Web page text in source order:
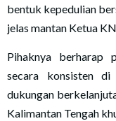
bentuk kepedulian
jelas mantan Ketua
Pihaknya berharap
secara konsisten di
dukungan
Kalimantan Tengah